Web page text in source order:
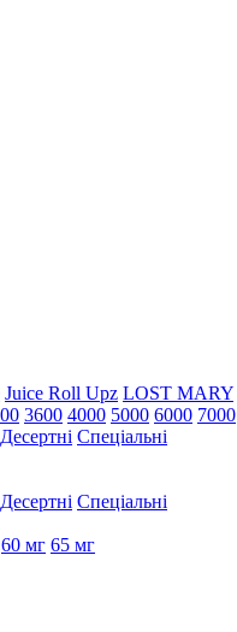
Juice Roll Upz LOST MARY
3600 4000 5000 6000 7000
Десертні Спеціальні
Десертні Спеціальні
60 мг 65 мг